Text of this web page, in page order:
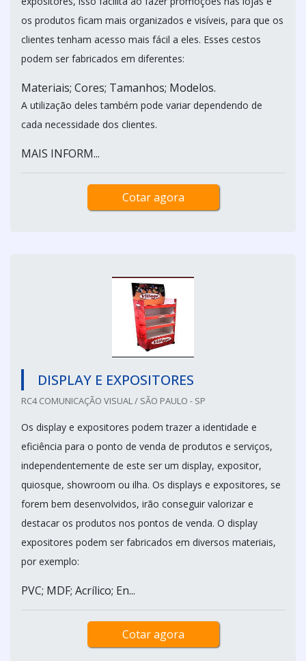
os produtos ficam mais organizados e visíveis, para que os
clientes tenham acesso mais fácil a eles. Esses cestos
podem ser fabricados em diferentes:
Materiais; Cores; Tamanhos; Modelos.
A utilização deles também pode variar dependendo de
cada necessidade dos clientes.
MAIS INFORM...
Cotar agora
DISPLAY E EXPOSITORES
RC4 COMUNICAÇÃO VISUAL / SÃO PAULO - SP
Os display e expositores podem trazer a identidade e
eficiência para o ponto de venda de produtos e serviços,
independentemente de este ser um display, expositor,
quiosque, showroom ou ilha. Os displays e expositores, se
forem bem desenvolvidos, irão conseguir valorizar e
destacar os produtos nos pontos de venda. O display
expositores podem ser fabricados em diversos materiais,
por exemplo:
PVC; MDF; Acrílico; En...
Cotar agora